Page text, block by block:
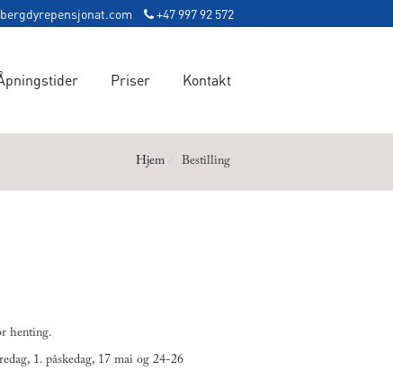
+47 997 92 572
Priser Kontakt
Hjem Bestilling
henting.
1. påskedag, 17 mai og 24-26